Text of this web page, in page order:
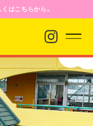
はこちらから。